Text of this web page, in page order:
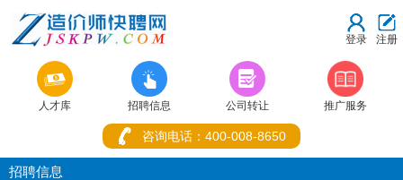
登录 注册

人才库

招聘信息

公司转让 推广服务
咨询电话：400-008-8650
招聘信息